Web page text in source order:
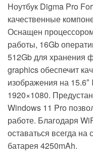
Ноутбук Digma Pro
качественные
Оснащен
работы, 16Gb
512Gb для хранения
graphics обеспечит
изображения на
1920×1080.
Windows 11 Pro
работе. Благодаря
оставаться всегда на
батарея 4250mAh.